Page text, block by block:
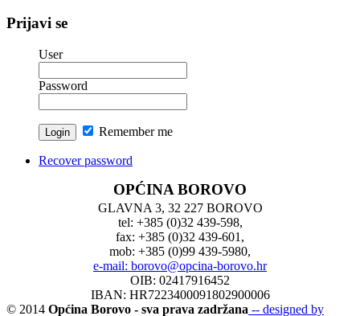
Prijavi se
User
Password
Remember me
Recover password
OPĆINA BOROVO
GLAVNA 3, 32 227 BOROVO
tel: +385 (0)32 439-598,
fax: +385 (0)32 439-601,
mob: +385 (0)99 439-5980,
e-mail: borovo@opcina-borovo.hr
OIB: 02417916452
IBAN: HR7223400091802900006
© 2014 Općina Borovo - sva prava zadržana -- designed by